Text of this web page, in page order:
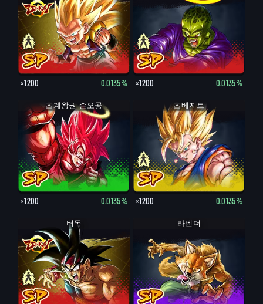
×1200 0.0135% ×1200 0.0135%
초계왕권 손오공
×1200 0.0135%
초베지트
×1200 0.0135%
버독 라벤더